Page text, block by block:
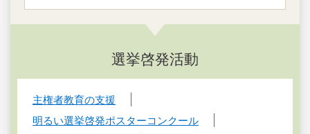
選挙啓発活動
主権者教育の支援
明るい選挙啓発ポスターコンクール